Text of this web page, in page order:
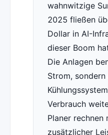
wahnwitzige
2025 fließen
Dollar in AI-
dieser Boom
Die Anlagen
Strom, sondern
Verbrauch
Planer
zusätzlicher